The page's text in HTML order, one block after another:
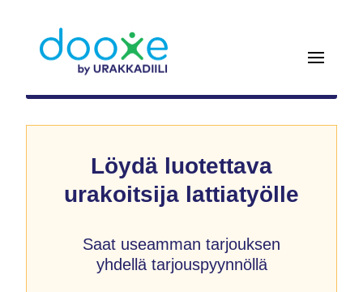
Löydä luotettava
urakoitsija lattiatyölle
Saat useamman tarjouksen
yhdellä tarjouspyynnöllä